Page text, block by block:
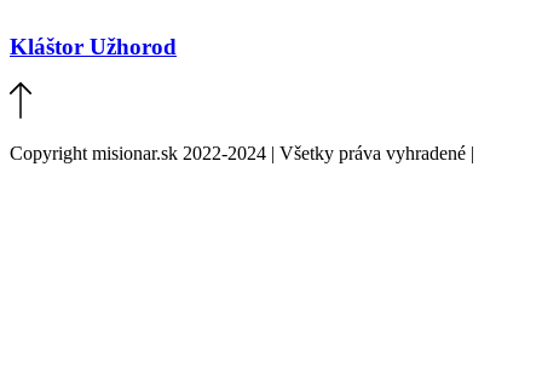
Kláštor Užhorod
Copyright misionar.sk 2022-2024 | Všetky práva vyhradené |